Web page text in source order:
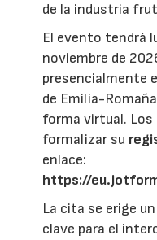
de la industria
El evento tendrá
noviembre de
presencialmente
de Emilia-
forma virtual. Los
formalizar su
enlace:
https://
La cita se erige
clave para el